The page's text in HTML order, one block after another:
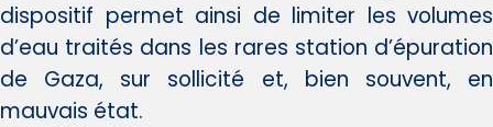
dispositif permet ainsi de limiter les volumes
d’eau traités dans les rares station d’épuration
de Gaza, sur sollicité et, bien souvent, en
mauvais état.